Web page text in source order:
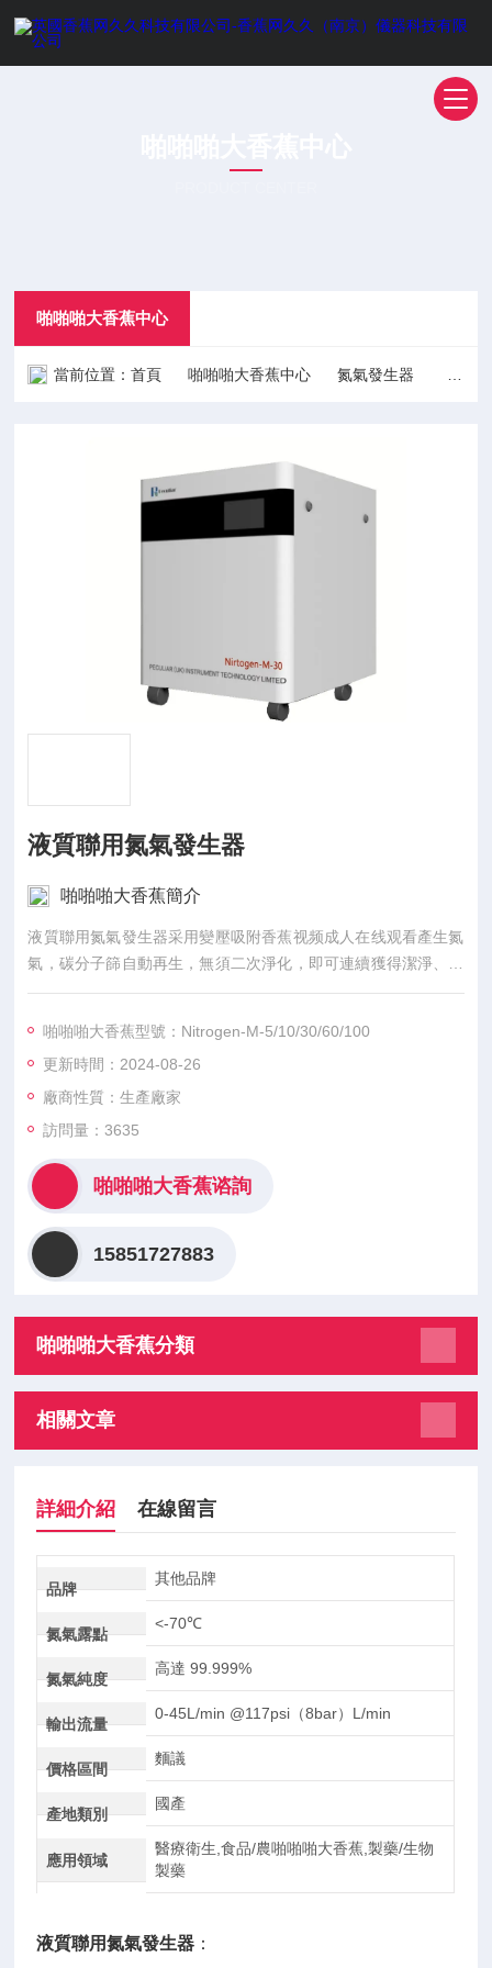
啪啪啪大香蕉中心
當前位置：首頁 啪啪啪大香蕉中心 氮氣發生器
液質聯用氮氣發生器
啪啪啪大香蕉簡介
液質聯用氮氣發生器采用變壓吸附香蕉视频成人在线观看產生氮
氣，碳分子篩自動再生，無須二次淨化，即可連續獲得潔淨、幹
燥、無鄰苯二甲酸酯的氮氣，氮氣純度和流量穩定，使用壽命
啪啪啪大香蕉型號：Nitrogen-M-5/10/30/60/100
更新時間：2024-08-26
廠商性質：生產廠家
訪問量：3635
啪啪啪大香蕉谘詢
15851727883
啪啪啪大香蕉分類
相關文章
詳細介紹 在線留言
品牌
其他品牌
氮氣露點
<-70℃
氮氣純度
高達 99.999%
輸出流量
0-45L/min @117psi（8bar）L/min
價格區間
麵議
產地類別
國產
應用領域
醫療衛生,食品/農啪啪啪大香蕉,製藥/生物
製藥
液質聯用氮氣發生器 ：